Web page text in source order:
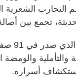
التجارب الشعرية
تجمع بين
والتأملية
أسراره.